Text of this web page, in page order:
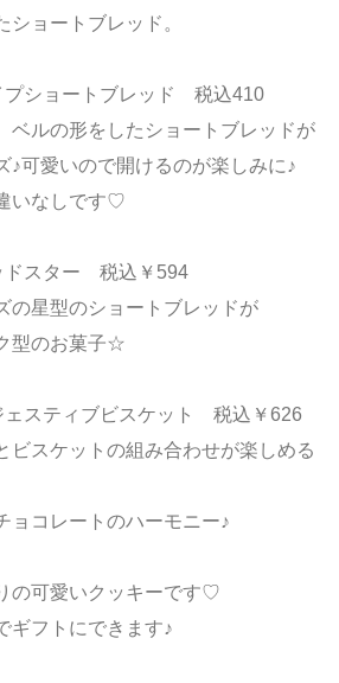
ショートブレッド。
プショートブレッド 税込410
ベルの形をしたショートブレッドが
♪可愛いので開けるのが楽しみに♪
いなしです♡
ドスター 税込￥594
の星型のショートブレッドが
型のお菓子☆
ェスティブビスケット 税込￥626
ビスケットの組み合わせが楽しめる
ョコレートのハーモニー♪
の可愛いクッキーです♡
ギフトにできます♪